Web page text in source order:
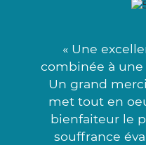
« Une
combinée à
Un grand
met tout en
bienfaiteur le
souffrance